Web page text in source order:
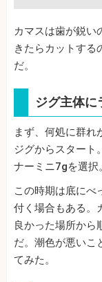
カマスは歯が鋭い
きたらカットする
だ。
ジグ主体に
まず、何処に群れ
ジグからスタート
ナーミニ7gを選択。
この時期は底にべ
付く場合もある。
良かった場所から
だ。潮色が悪いこ
てみた。